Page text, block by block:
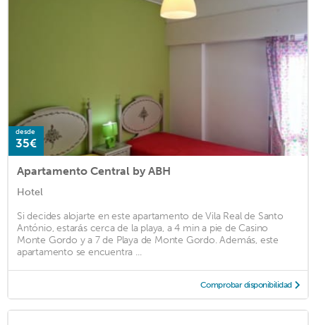
desde
35€
Apartamento Central by ABH
Hotel
Si decides alojarte en este apartamento de Vila Real de Santo
António, estarás cerca de la playa, a 4 min a pie de Casino
Monte Gordo y a 7 de Playa de Monte Gordo. Además, este
apartamento se encuentra ...
Comprobar disponibilidad